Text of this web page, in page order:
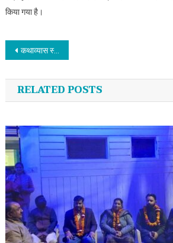
किया गया है।
Post navigation
कथाव्यास स्वामी रामेश्वरानंद ने कराया शिव सती चरित्र कथा का श्रवण
RELATED POSTS